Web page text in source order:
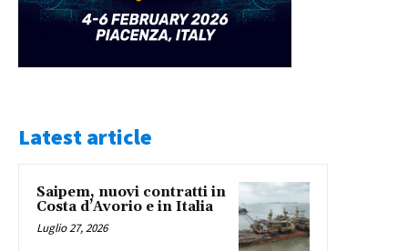
Latest article
Saipem, nuovi contratti in
Costa d’Avorio e in Italia
Luglio 27, 2026